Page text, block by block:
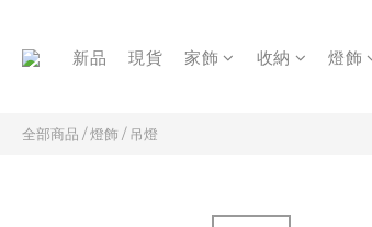
新品 現貨 家飾 收納 燈飾
全部商品 /燈飾 /吊燈